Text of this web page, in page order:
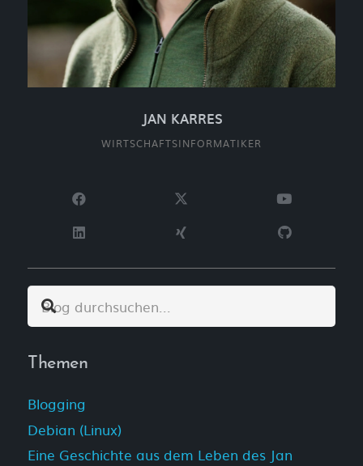
JAN KARRES
WIRTSCHAFTSINFORMATIKER
Themen
Blogging
Debian (Linux)
Eine Geschichte aus dem Leben des Jan